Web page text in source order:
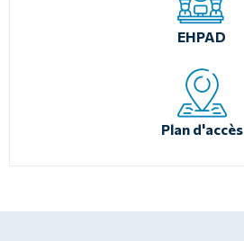
EHPAD
Plan d'accès